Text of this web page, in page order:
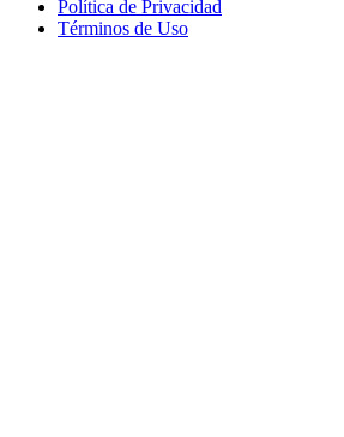
Política de Privacidad
Términos de Uso